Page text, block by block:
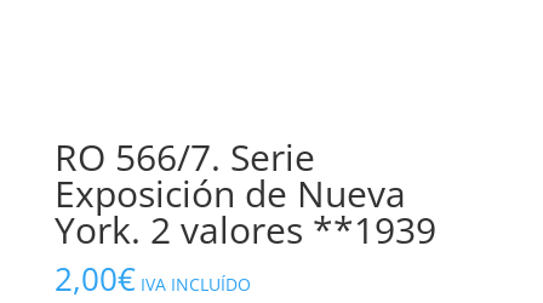
RO 566/7. Serie
Exposición de Nueva
York. 2 valores **1939
2,00€ IVA INCLUÍDO